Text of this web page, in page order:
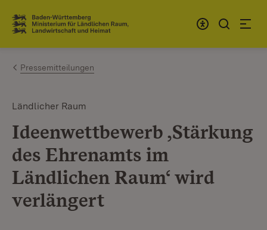
Zum Inhalt springen
Link zur Startseite
Pressemitteilungen
Ländlicher Raum
Ideenwettbewerb ‚Stärkung
des Ehrenamts im
Ländlichen Raum‘ wird
verlängert